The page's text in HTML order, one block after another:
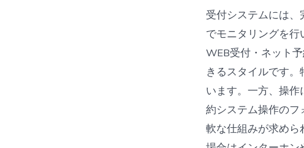
受付システムには
でモニタリングを
WEB受付・ネット
きるスタイルです
います。一方、操
約システム操作の
軟な仕組みが求めら